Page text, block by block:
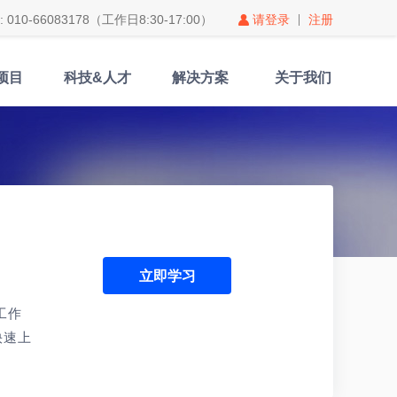
010-66083178（工作日8:30-17:00） 请登录 注册
目 科技&人才 解决方案 关于我们
作
上
立即学习